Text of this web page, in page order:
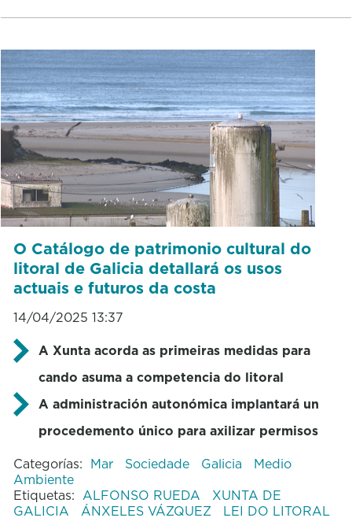
O Catálogo de patrimonio cultural do
litoral de Galicia detallará os usos
actuais e futuros da costa
14/04/2025 13:37
A Xunta acorda as primeiras medidas para
cando asuma a competencia do litoral
A administración autonómica implantará un
procedemento único para axilizar permisos
Categorías: Mar Sociedade Galicia
Medio
Ambiente
Etiquetas: ALFONSO RUEDA
XUNTA DE
GALICIA
ÁNXELES VÁZQUEZ LEI DO LITORAL